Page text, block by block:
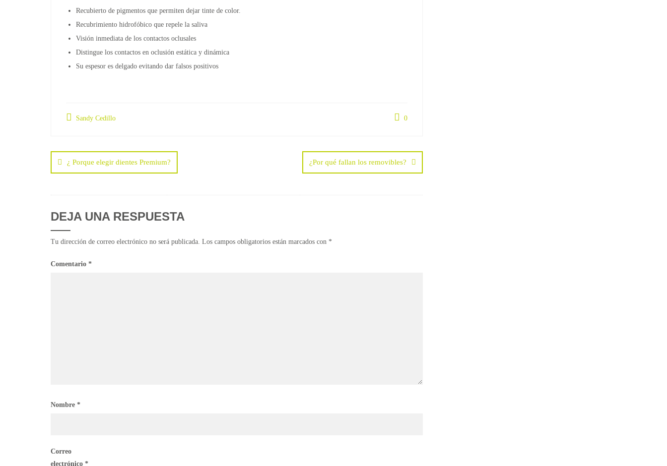
Recubierto de pigmentos que permiten dejar tinte de color.
Recubrimiento hidrofóbico que repele la saliva
Visión inmediata de los contactos oclusales
Distingue los contactos en oclusión estática y dinámica
Su espesor es delgado evitando dar falsos positivos
Sandy Cedillo 0
de¿ Porque elegir dientes Premium? ¿Por qué fallan los removibles?
DEJA UNA RESPUESTA
Tu dirección de correo electrónico no será publicada. Los campos obligatorios están marcados con *
Comentario *
Nombre *
Correo
electrónico *